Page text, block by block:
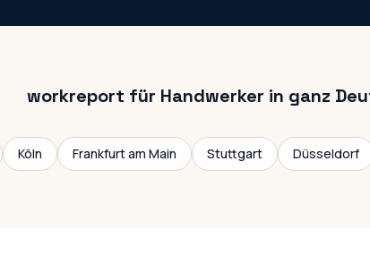
workreport für Handwerker in ganz
Köln Frankfurt am Main Stuttgart Düsseldorf